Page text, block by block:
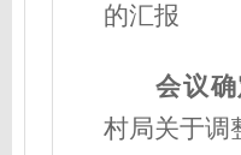
的汇报
会议确
村局关于调